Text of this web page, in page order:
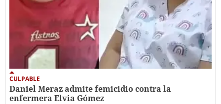
CULPABLE
Daniel Meraz admite femicidio contra la
enfermera Elvia Gómez